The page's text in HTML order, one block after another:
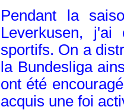
Pendant la
Leverkusen,
sportifs. On a
la Bundesliga
ont été
acquis une foi